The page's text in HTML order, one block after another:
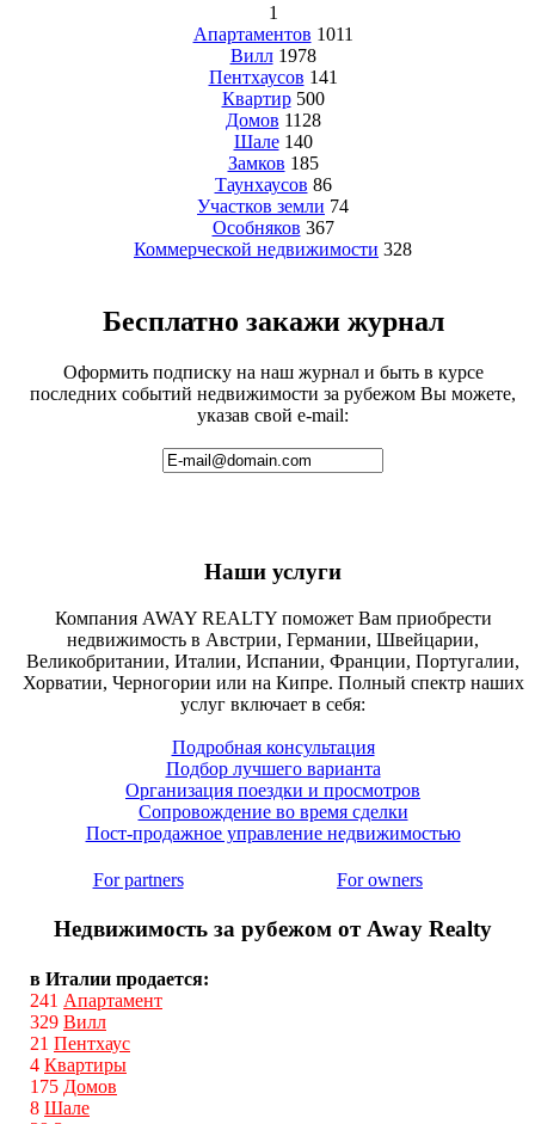
1
Апартаментов 1011
Вилл 1978
Пентхаусов 141
Квартир 500
Домов 1128
Шале 140
Замков 185
Таунхаусов 86
Участков земли 74
Особняков 367
Коммерческой недвижимости 328
Бесплатно закажи журнал
Оформить подписку на наш журнал и быть в курсе
последних событий недвижимости за рубежом Вы можете,
указав свой e-mail:
Наши услуги
Компания AWAY REALTY поможет Вам приобрести
недвижимость в Австрии, Германии, Швейцарии,
Великобритании, Италии, Испании, Франции, Португалии,
Хорватии, Черногории или на Кипре. Полный спектр наших
услуг включает в себя:
Подробная консультация
Подбор лучшего варианта
Организация поездки и просмотров
Сопровождение во время сделки
Пост-продажное управление недвижимостью
For partners For owners
Недвижимость за рубежом от Away Realty
в Италии продается:
241 Апартамент
329 Вилл
21 Пентхаус
4 Квартиры
175 Домов
8 Шале